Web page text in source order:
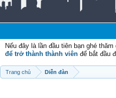
Nếu đây là lần đầu tiên bạn ghé
để trở thành thành viên để bắt đầu
Trang chủ Diễn đàn